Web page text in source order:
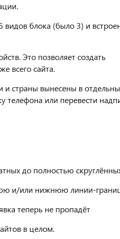
блока (было 3) и
Это позволяет создать
всего сайта.
и страны вынесены в
телефона или перевести
до полностью
и/или нижнюю линии-
теперь не пропадёт
в целом.